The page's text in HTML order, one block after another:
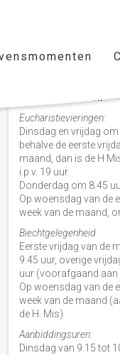
Vieringen door de
H. Nicolaas Baarn
Eucharistievieringen:
Dinsdag en vrijdag om
behalve de eerste
maand, dan is de H
i.p.v. 19 uur
Donderdag om 8.45
Op woensdag van de
week van de maand,
Biechtgelegenheid
Eerste vrijdag van de
9.45 uur, overige
uur (voorafgaand aan
Op woensdag van de
week van de maand
de H. Mis)
Aanbiddingsuren:
Dinsdag van 9.15 tot